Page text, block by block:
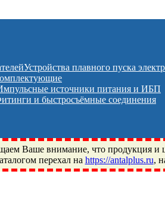
Устройства плавного пуска
источники питания и ИБП
и быстросъёмные соединения
Ваше внимание, что продукция и
перехал на https://antalplus.ru,
Щелково, Москва,
NXZ, ГПЗ, Neutral, WHX, ZWZ,